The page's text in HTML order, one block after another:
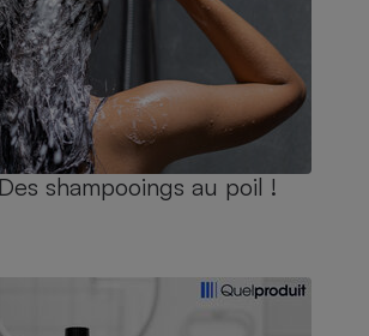
shampooings au poil !